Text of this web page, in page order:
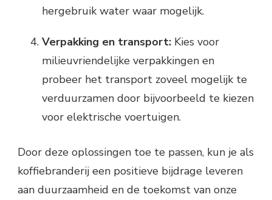
hergebruik water waar mogelijk.
Verpakking en transport: Kies voor
milieuvriendelijke verpakkingen en
probeer het transport zoveel mogelijk te
verduurzamen door bijvoorbeeld te kiezen
voor elektrische voertuigen.
Door deze oplossingen toe te passen, kun je als
koffiebranderij een positieve bijdrage leveren
aan duurzaamheid en de toekomst van onze